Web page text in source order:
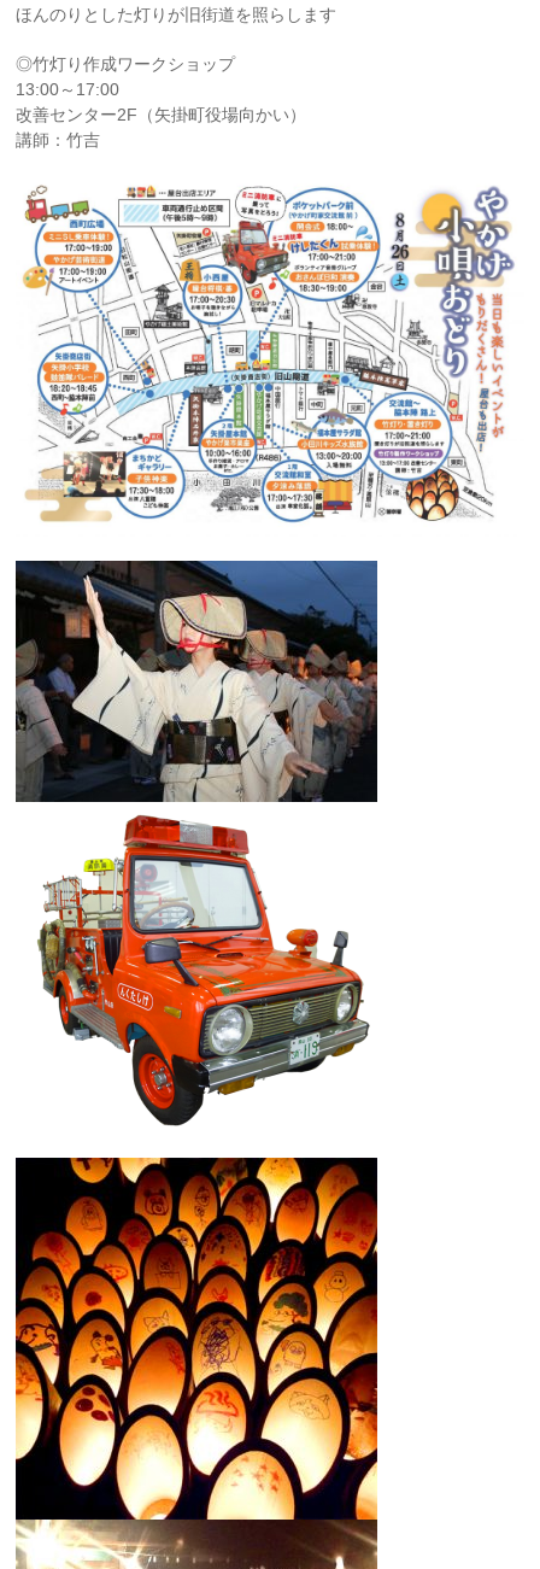
ほんのりとした灯りが旧街道を照らします
◎竹灯り作成ワークショップ
13:00～17:00
改善センター2F（矢掛町役場向かい）
講師：竹吉